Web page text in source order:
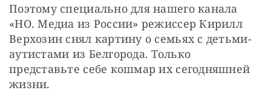
Поэтому специально для нашего канала
«НО. Медиа из России» режиссер Кирилл
Верхозин снял картину о семьях с детьми-
аутистами из Белгорода. Только
представьте себе кошмар их сегодняшней
жизни.